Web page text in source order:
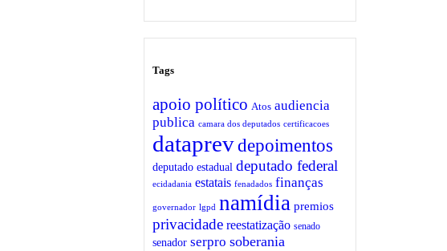
Tags
apoio político Atos audiencia
publica camara dos deputados certificacoes
dataprevdepoimentos
deputado estadual deputado federal
ecidadania estatais fenadados finanças
governador lgpd namídia premios
privacidade reestatização senado
senador serpro soberania